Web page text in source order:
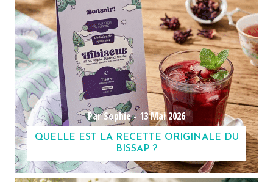
Par Sophie -13 Mai 2026
QUELLE EST LA RECETTE ORIGINALE DU
BISSAP ?